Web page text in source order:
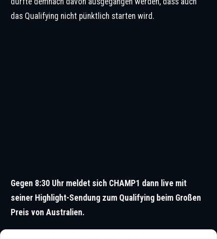
das Qualifying nicht pünktlich starten wird.
Gegen 8:30 Uhr meldet sich CHAMP1 dann live mit
seiner Highlight-Sendung zum Qualifying beim Großen
Preis von Australien.